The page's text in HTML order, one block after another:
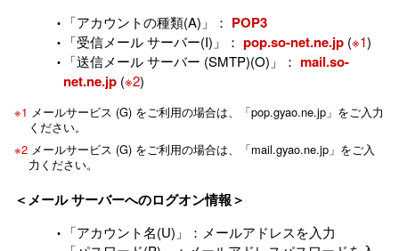
「アカウントの種類(A)」： POP3
「受信メール サーバー(I)」： pop.so-net.ne.jp (※1)
「送信メール サーバー (SMTP)(O)」： mail.so-
net.ne.jp (※2)
※1 メールサービス (G) をご利用の場合は、「pop.gyao.ne.jp」をご入力
ください。
※2 メールサービス (G) をご利用の場合は、「mail.gyao.ne.jp」をご入
力ください。
＜メール サーバーへのログオン情報＞
「アカウント名(U)」：メールアドレスを入力